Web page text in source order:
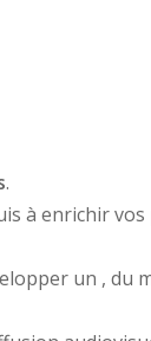
.
à enrichir
un , du